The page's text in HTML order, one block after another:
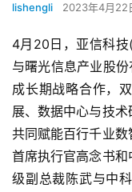
lishengli 2023年4月22
4月20日，亚信科
与曙光信息产业股
成长期战略合作，
展、数据中心与技术
共同赋能百行千业数
首席执行官高念书
级副总裁陈武与中